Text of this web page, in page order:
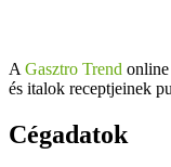
A Gasztro Trend
és italok receptjeinek
Cégadatok